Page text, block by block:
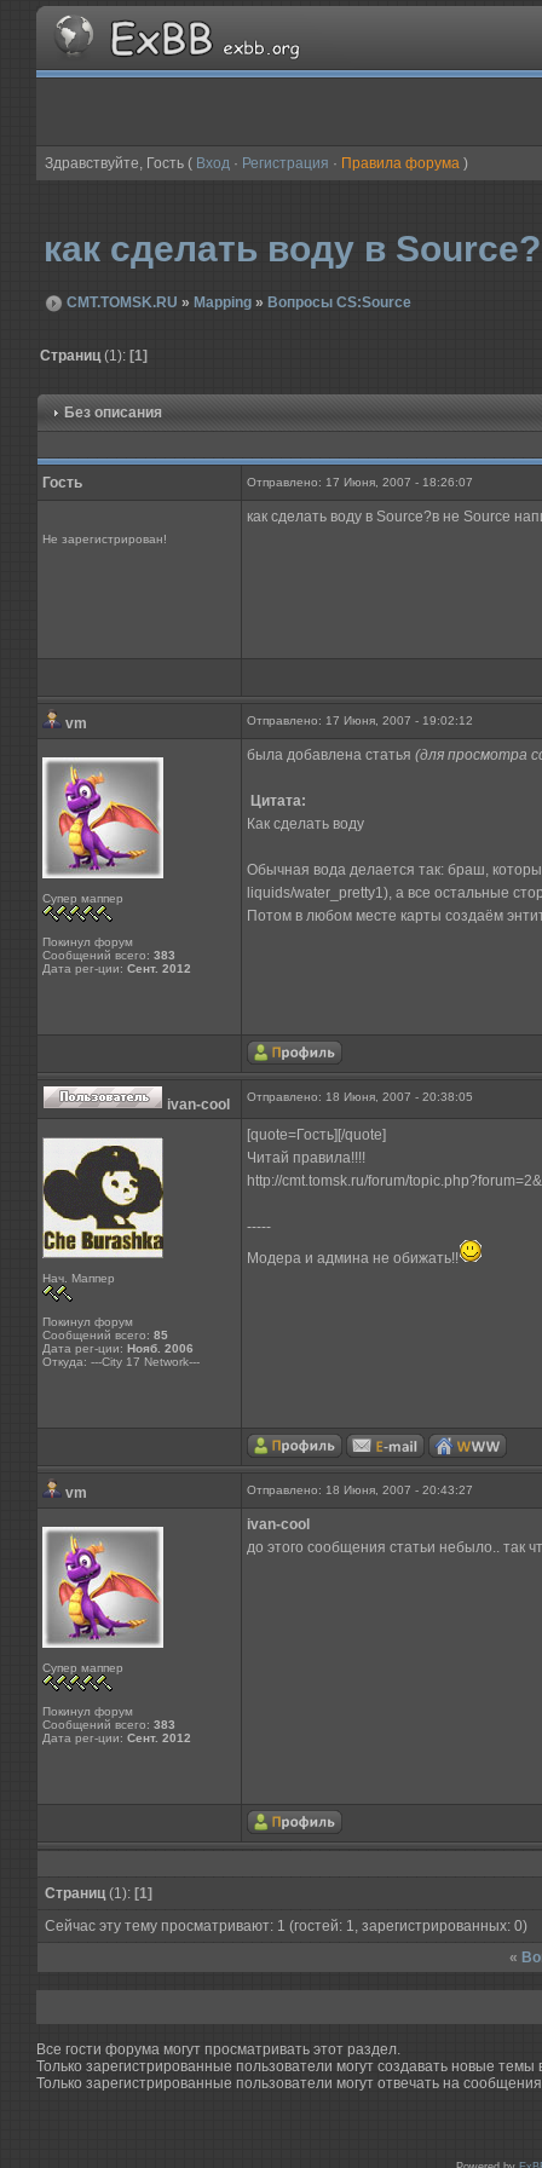
Здравствуйте, Гость ( Вход· Регистрация · Правила форума)
как сделать воду в Source?
CMT.TOMSK.RU » Mapping» Вопросы CS:Source
Страниц(1): [1]
Без описания
Гость Отправлено: 17 Июня, 2007 - 18:26:07
Не зарегистрирован!
как сделать воду в Source?в не Source
vm Отправлено: 17 Июня, 2007 - 19:02:12
Супер маппер
Покинул форум
Сообщений всего: 383
Дата рег-ции: Сент. 2012
была добавлена статья (для просмотра
Цитата:
Как сделать воду
Обычная вода делается так: браш,
liquids/water_pretty1), а все остальные
Потом в любом месте карты создаём
ivan-cool Отправлено: 18 Июня, 2007 - 20:38:05
Нач. Маппер
Покинул форум
Сообщений всего: 85
Дата рег-ции: Нояб. 2006
Откуда: ---City 17 Network---
[quote=Гость][/quote]
Читай правила!!!!
http://cmt.tomsk.ru/forum/
-----
Модера и админа не обижать!!
vm Отправлено: 18 Июня, 2007 - 20:43:27
Супер маппер
Покинул форум
Сообщений всего: 383
Дата рег-ции: Сент. 2012
ivan-cool
до этого сообщения статьи небыло.. так
Страниц(1): [1]
Сейчас эту тему просматривают: 1 (гостей: 1, зарегистрированных: 0)
«
Все гости форума могут просматривать этот раздел.
Только зарегистрированные пользователи могут создавать новые темы
Только зарегистрированные пользователи могут отвечать на